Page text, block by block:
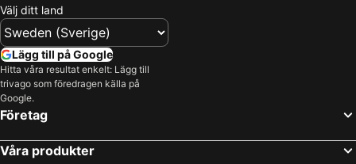
Välj ditt land
Lägg till på Google
Hitta våra resultat enkelt: Lägg till
trivago som föredragen källa på
Google.
Företag
Våra produkter